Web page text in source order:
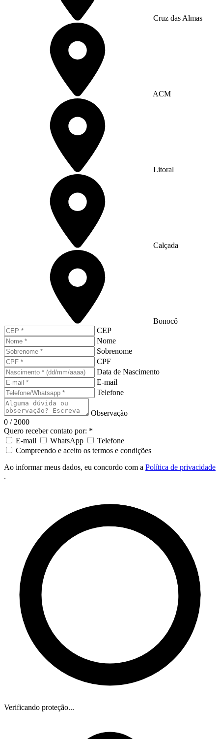
Cruz das Almas
ACM
Litoral
Calçada
Bonocô
CEP
Nome
Sobrenome
CPF
Data de Nascimento
E-mail
Telefone
Observação
0 / 2000
Quero receber contato por: *
E-mail
WhatsApp
Telefone
Compreendo e aceito os termos e condições
Ao informar meus dados, eu concordo com a Política de privacidade
.
Verificando proteção...